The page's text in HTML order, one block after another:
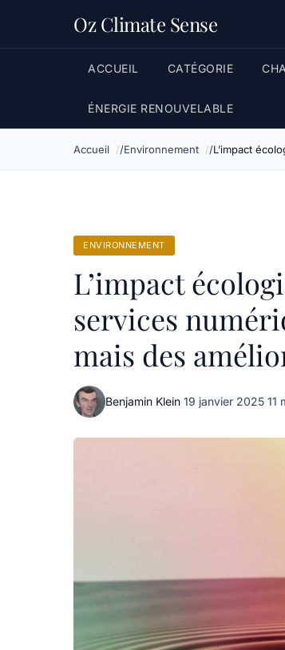
Oz Climate Sense
ACCUEIL CATÉGORIE
ÉNERGIE RENOUVELABLE
Accueil Environnement L’impact
ENVIRONNEMENT
L’impact
services
mais des
Benjamin Klein·19 janvier 2025·11